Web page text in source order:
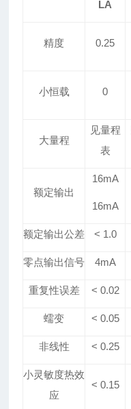
LA
精度 0.25
小恒载 0
大量程
见量程
表
额定输出
16mA
16mA
额定输出公差 < 1.0
零点输出信号 4mA
重复性误差 < 0.02
蠕变 < 0.05
非线性 < 0.25
小灵敏度热效
应
< 0.15